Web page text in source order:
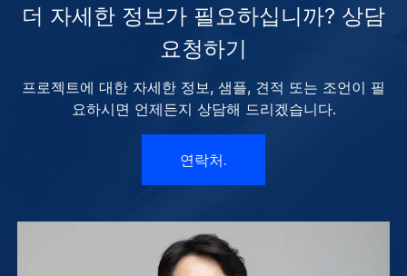
더 자세한 정보가 필요하십니까? 상담
요청하기
프로젝트에 대한 자세한 정보, 샘플, 견적 또는 조언이 필
요하시면 언제든지 상담해 드리겠습니다.
연락처.